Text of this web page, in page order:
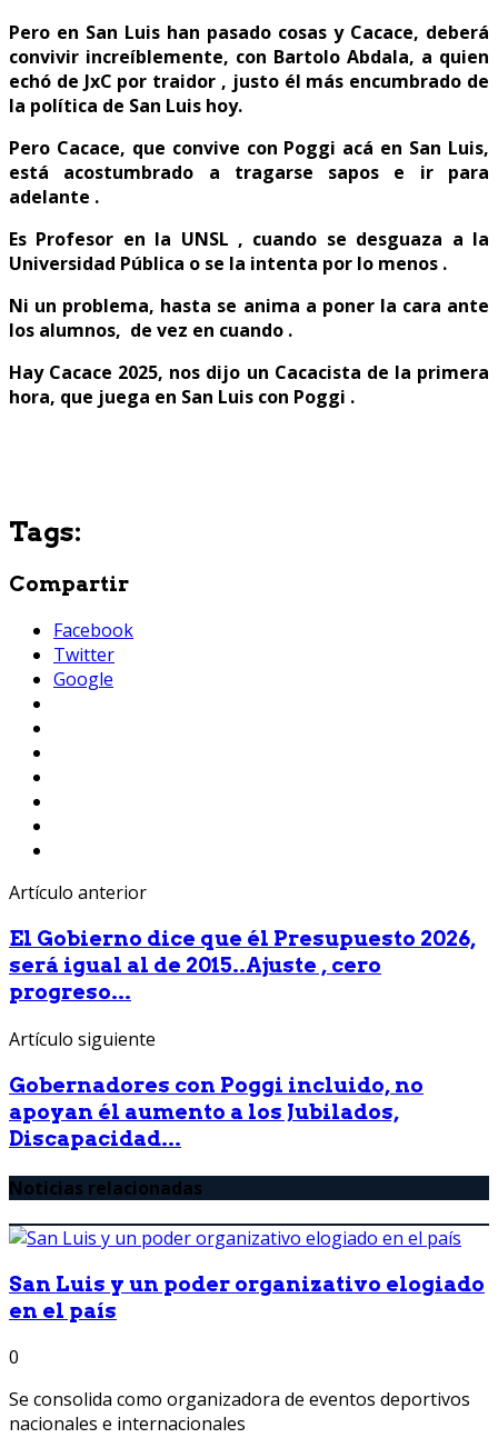
Pero en San Luis han pasado cosas y Cacace, deberá
convivir increíblemente, con Bartolo Abdala, a quien
echó de JxC por traidor , justo él más encumbrado de
la política de San Luis hoy.
Pero Cacace, que convive con Poggi acá en San Luis,
está acostumbrado a tragarse sapos e ir para
adelante .
Es Profesor en la UNSL , cuando se desguaza a la
Universidad Pública o se la intenta por lo menos .
Ni un problema, hasta se anima a poner la cara ante
los alumnos, de vez en cuando .
Hay Cacace 2025, nos dijo un Cacacista de la primera
hora, que juega en San Luis con Poggi .
Tags:
Compartir
Facebook
Twitter
Google
Artículo anterior
El Gobierno dice que él Presupuesto 2026,
será igual al de 2015..Ajuste , cero
progreso...
Artículo siguiente
Gobernadores con Poggi incluido, no
apoyan él aumento a los Jubilados,
Discapacidad...
Noticias relacionadas
San Luis y un poder organizativo elogiado
en el país
0
Se consolida como organizadora de eventos deportivos
nacionales e internacionales